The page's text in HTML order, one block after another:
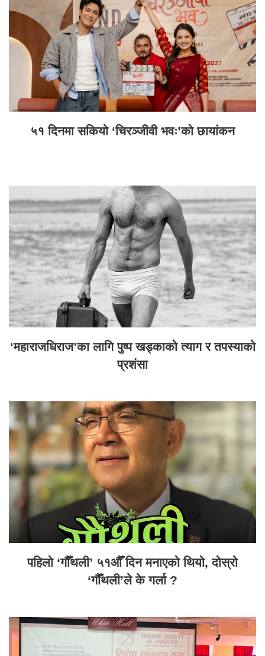
५१ दिनमा सकियो ‘चिरञ्जीवी भवः’को छायांकन
‘महाराजधिराज’का लागि पुष्प खड्काको त्याग र तपस्याको
प्रशंसा
पहिलो ‘गौँथली’ ५१औँ दिन मनाएको थियो, दोस्रो
‘गौँथली’ले के गर्ला ?